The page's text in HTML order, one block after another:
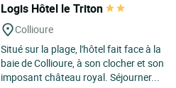
Logis Hôtel le Triton
Collioure
Situé sur la plage, l'hôtel fait face à la
baie de Collioure, à son clocher et son
imposant château royal. Séjourner...